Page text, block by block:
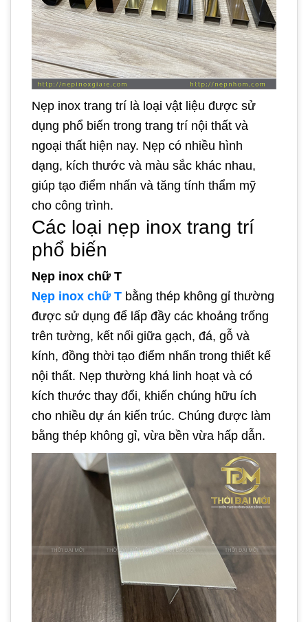
Nẹp inox trang trí là loại vật liệu được sử
dụng phổ biến trong trang trí nội thất và
ngoại thất hiện nay. Nẹp có nhiều hình
dạng, kích thước và màu sắc khác nhau,
giúp tạo điểm nhấn và tăng tính thẩm mỹ
cho công trình.
Các loại nẹp inox trang trí
phổ biến
Nẹp inox chữ T
Nẹp inox chữ T bằng thép không gỉ thường
được sử dụng để lấp đầy các khoảng trống
trên tường, kết nối giữa gạch, đá, gỗ và
kính, đồng thời tạo điểm nhấn trong thiết kế
nội thất. Nẹp thường khá linh hoạt và có
kích thước thay đổi, khiến chúng hữu ích
cho nhiều dự án kiến trúc. Chúng được làm
bằng thép không gỉ, vừa bền vừa hấp dẫn.